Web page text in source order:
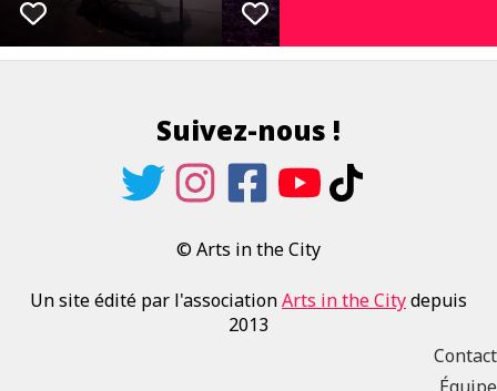
Suivez-nous !
© Arts in the City
Un site édité par l'associationArts in the Citydepuis
2013
Contact